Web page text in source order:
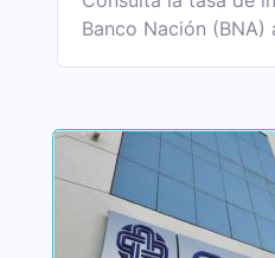
Banco Nación (BNA)